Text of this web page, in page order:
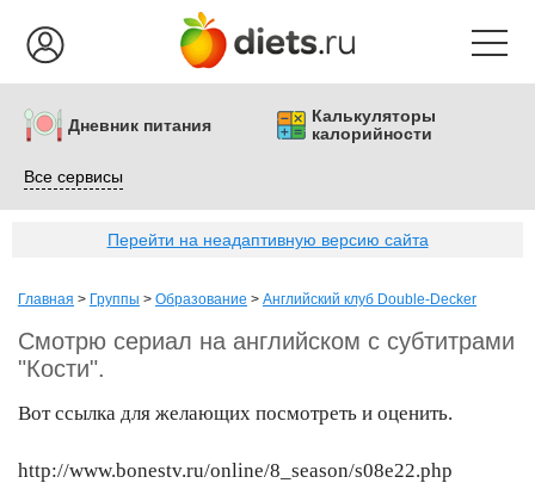
Дневник питания
Калькуляторы
калорийности
Все сервисы
Перейти на неадаптивную версию сайта
Главная > Группы > Образование > Английский клуб Double-Decker
Смотрю сериал на английском с субтитрами
"Кости".
Вот ссылка для желающих посмотреть и оценить.
http://www.bonestv.ru/online/8_season/s08e22.php